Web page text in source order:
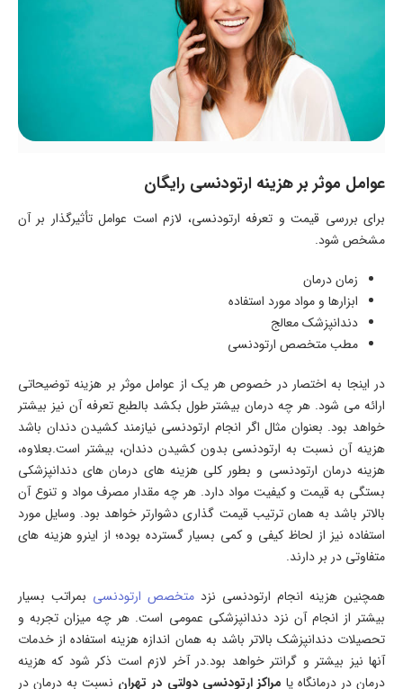
عوامل موثر بر هزینه ارتودنسی رایگان
برای بررسی قیمت و تعرفه ارتودنسی، لازم است عوامل تأثیرگذار بر آن
مشخص شود.
زمان درمان
ابزارها و مواد مورد استفاده
دندانپزشک معالج
مطب متخصص ارتودنسی
در اینجا به اختصار در خصوص هر یک از عوامل موثر بر هزینه توضیحاتی
ارائه می شود. هر چه درمان بیشتر طول بکشد بالطبع تعرفه آن نیز بیشتر
خواهد بود. بعنوان مثال اگر انجام ارتودنسی نیازمند کشیدن دندان باشد
هزینه آن نسبت به ارتودنسی بدون کشیدن دندان، بیشتر است.بعلاوه،
هزینه درمان ارتودنسی و بطور کلی هزینه های درمان های دندانپزشکی
بستگی به قیمت و کیفیت مواد دارد. هر چه مقدار مصرف مواد و تنوع آن
بالاتر باشد به همان ترتیب قیمت گذاری دشوارتر خواهد بود. وسایل مورد
استفاده نیز از لحاظ کیفی و کمی بسیار گسترده بوده؛ از اینرو هزینه های
متفاوتی در بر دارند.
همچنین هزینه انجام ارتودنسی نزد متخصص ارتودنسی بمراتب بسیار
بیشتر از انجام آن نزد دندانپزشکی عمومی است. هر چه میزان تجربه و
تحصیلات دندانپزشک بالاتر باشد به همان اندازه هزینه استفاده از خدمات
آنها نیز بیشتر و گرانتر خواهد بود.در آخر لازم است ذکر شود که هزینه
درمان در درمانگاه یا مراکز ارتودنسی دولتی در تهران نسبت به درمان در